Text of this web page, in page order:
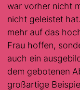
war vorher nicht
nicht geleistet
mehr auf das
Frau hoffen,
auch ein
dem gebotenen
großartige